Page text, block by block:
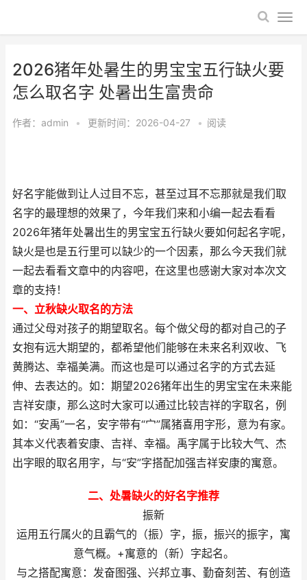
2026猪年处暑生的男宝宝五行缺火要
怎么取名字 处暑出生富贵命
作者： admin • 更新时间：2026-04-27 • 阅读
好名字能做到让人过目不忘，甚至过耳不忘那就是我们取
名字的最理想的效果了，今年我们来和小编一起去看看
2026年猪年处暑出生的男宝宝五行缺火要如何起名字呢，
缺火是也是五行里可以缺少的一个因素，那么今天我们就
一起去看看文章中的内容吧，在这里也感谢大家对本次文
章的支持！
一、立秋缺火取名的方法
通过父母对孩子的期望取名。每个做父母的都对自己的子
女抱有远大期望的，都希望他们能够在未来名利双收、飞
黄腾达、幸福美满。而这也是可以通过名字的方式去延
伸、去表达的。如：期望2026猪年出生的男宝宝在未来能
吉祥安康，那么这时大家可以通过比较吉祥的字取名，例
如：“安禹”一名，安字带有“宀”属猪喜用字形，意为有家。
其本义代表着安康、吉祥、幸福。禹字属于比较大气、杰
出字眼的取名用字，与“安”字搭配加强吉祥安康的寓意。
二、处暑缺火的好名字推荐
振新
运用五行属火的且霸气的（振）字，振，振兴的振字，寓
意气概。+寓意的（新）字起名。
与之搭配寓意：发奋图强、兴邦立事、勤奋刻苦、有创造